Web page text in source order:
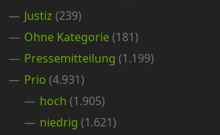
Justiz (239)
Ohne Kategorie(181)
Pressemitteilung (1.199)
Prio (4.931)
hoch (1.905)
niedrig (1.621)